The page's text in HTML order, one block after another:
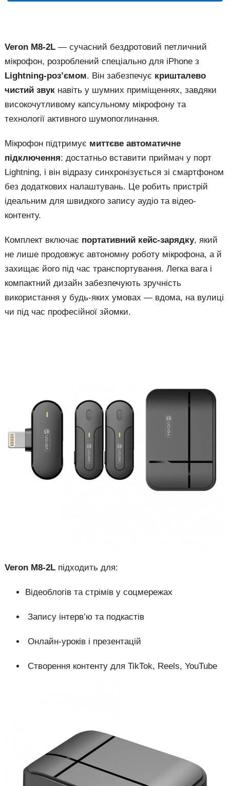
Veron M8-2L — сучасний бездротовий петличний
мікрофон, розроблений спеціально для iPhone з
Lightning-роз’ємом. Він забезпечує кришталево
чистий звук навіть у шумних приміщеннях, завдяки
високочутливому капсульному мікрофону та
технології активного шумопоглинання.
Мікрофон підтримує миттєве автоматичне
підключення: достатньо вставити приймач у порт
Lightning, і він відразу синхронізується зі смартфоном
без додаткових налаштувань. Це робить пристрій
ідеальним для швидкого запису аудіо та відео-
контенту.
Комплект включає портативний кейс-зарядку, який
не лише продовжує автономну роботу мікрофона, а й
захищає його під час транспортування. Легка вага і
компактний дизайн забезпечують зручність
використання у будь-яких умовах — вдома, на вулиці
чи під час професійної зйомки.
Veron M8-2L підходить для:
Відеоблогів та стрімів у соцмережах
Запису інтерв’ю та подкастів
Онлайн-уроків і презентацій
Створення контенту для TikTok, Reels, YouTube